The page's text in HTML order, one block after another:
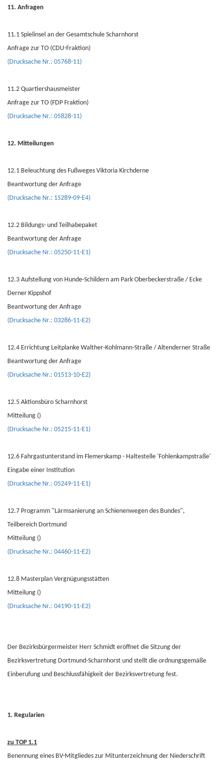
11. Anfragen
11.1 Spielinsel an der Gesamtschule Scharnhorst
Anfrage zur TO (CDU-Fraktion)
(Drucksache Nr.: 05768-11)
11.2 Quartiershausmeister
Anfrage zur TO (FDP Fraktion)
(Drucksache Nr.: 05828-11)
12. Mitteilungen
12.1 Beleuchtung des Fußweges Viktoria Kirchderne
Beantwortung der Anfrage
(Drucksache Nr.: 15289-09-E4)
12.2 Bildungs- und Teilhabepaket
Beantwortung der Anfrage
(Drucksache Nr.: 05250-11-E1)
12.3 Aufstellung von Hunde-Schildern am Park Oberbeckerstraße / Ecke
Derner Kippshof
Beantwortung der Anfrage
(Drucksache Nr.: 03286-11-E2)
12.4 Errichtung Leitplanke Walther-Kohlmann-Straße / Altenderner Straße
Beantwortung der Anfrage
(Drucksache Nr.: 01513-10-E2)
12.5 Aktionsbüro Scharnhorst
Mitteilung ()
(Drucksache Nr.: 05215-11-E1)
12.6 Fahrgastunterstand im Flemerskamp - Haltestelle 'Fohlenkampstraße'
Eingabe einer Institution
(Drucksache Nr.: 05249-11-E1)
12.7 Programm "Lärmsanierung an Schienenwegen des Bundes",
Teilbereich Dortmund
Mitteilung ()
(Drucksache Nr.: 04460-11-E2)
12.8 Masterplan Vergnügungsstätten
Mitteilung ()
(Drucksache Nr.: 04190-11-E2)
Der Bezirksbürgermeister Herr Schmidt eröffnet die Sitzung der
Bezirksvertretung Dortmund-Scharnhorst und stellt die ordnungsgemäße
Einberufung und Beschlussfähigkeit der Bezirksvertretung fest.
1. Regularien
zu TOP 1.1
Benennung eines BV-Mitgliedes zur Mitunterzeichnung der Niederschrift